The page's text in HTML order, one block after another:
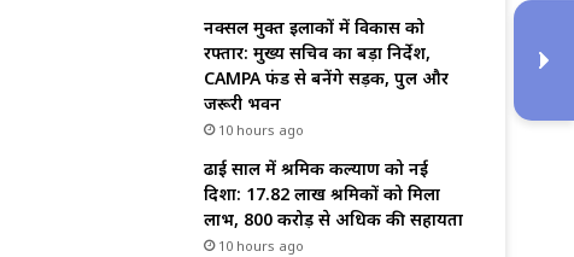
नक्सल मुक्त इलाकों में विकास को
रफ्तार: मुख्य सचिव का बड़ा निर्देश,
CAMPA फंड से बनेंगे सड़क, पुल और
जरूरी भवन
10 hours ago
ढाई साल में श्रमिक कल्याण को नई
दिशा: 17.82 लाख श्रमिकों को मिला
लाभ, ₹800 करोड़ से अधिक की सहायता
10 hours ago